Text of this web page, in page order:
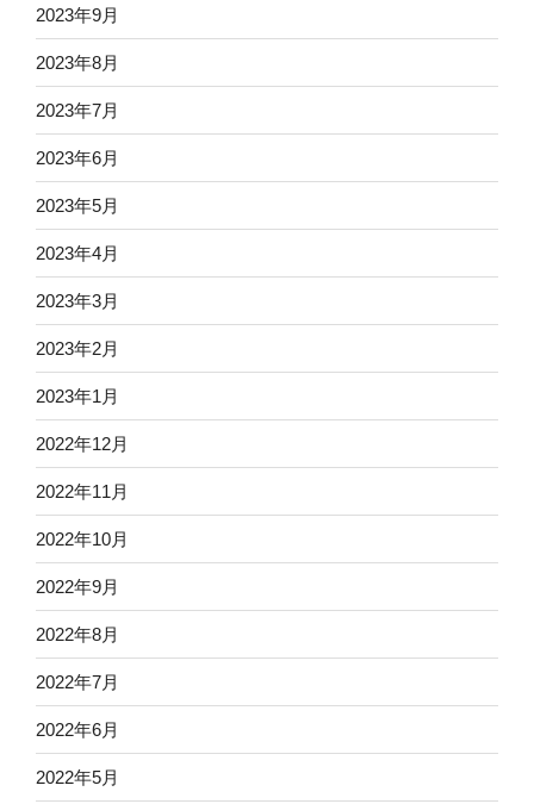
2023年9月
2023年8月
2023年7月
2023年6月
2023年5月
2023年4月
2023年3月
2023年2月
2023年1月
2022年12月
2022年11月
2022年10月
2022年9月
2022年8月
2022年7月
2022年6月
2022年5月